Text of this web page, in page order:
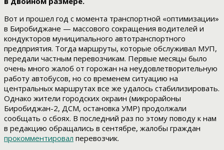
Вот и прошел год с момента транспортной «оптимизации»
в Биробиджане — массового сокращения водителей и
кондукторов муниципального автотранспортного
предприятия. Тогда маршруты, которые обслуживал МУП,
передали частным перевозчикам. Первые месяцы было
очень много жалоб от горожан на неудовлетворительную
работу автобусов, но со временем ситуацию на
центральных маршрутах все же удалось стабилизировать.
Однако жители городских окраин (микрорайоны
Биробиджан-2, ДСМ, остановка УМР) продолжали
сообщать о сбоях. В последний раз по этому поводу к нам
в редакцию обращались в сентябре, жалобы граждан
прокомментировал перевозчик.